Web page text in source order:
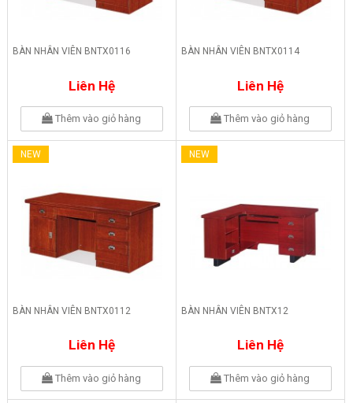
BÀN NHÂN VIÊN BNTX0116
Liên Hệ
Thêm vào giỏ hàng
BÀN NHÂN VIÊN BNTX0114
Liên Hệ
Thêm vào giỏ hàng
NEW
BÀN NHÂN VIÊN BNTX0112
Liên Hệ
Thêm vào giỏ hàng
NEW
BÀN NHÂN VIÊN BNTX12
Liên Hệ
Thêm vào giỏ hàng